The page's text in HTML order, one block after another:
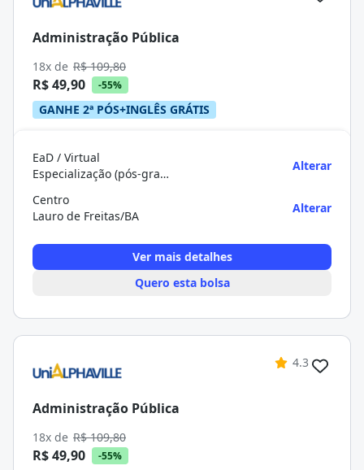
Administração Pública
18x de R$ 109,80
R$ 49,90 -55%
GANHE 2ª PÓS+INGLÊS GRÁTIS
EaD / Virtual
Especialização (pós-graduação)
Alterar
Centro
Lauro de Freitas/BA
Alterar
Ver mais detalhes
Quero esta bolsa
4.3
Administração Pública
18x de R$ 109,80
R$ 49,90 -55%